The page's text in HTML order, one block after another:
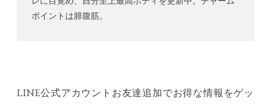
ポイントは腓腹筋。
LINE公式アカウントお友達追加でお得な情報をゲッ